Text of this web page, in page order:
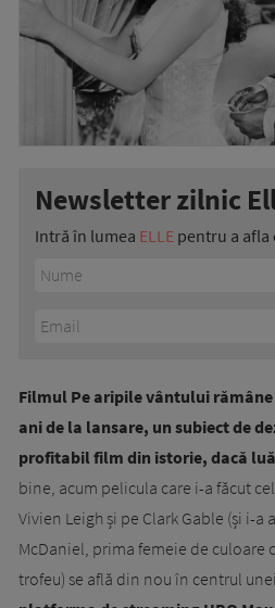
Newsletter zilnic
Intră în lumea ELLE pentru a afla
Filmul Pe aripile vântului rămâne
ani de la lansare, un subiect de
profitabil film din istorie, dacă
bine, acum pelicula care i-a făcut
Vivien Leigh și pe Clark Gable (și i-a
McDaniel, prima femeie de culoare
trofeu) se află din nou în centrul